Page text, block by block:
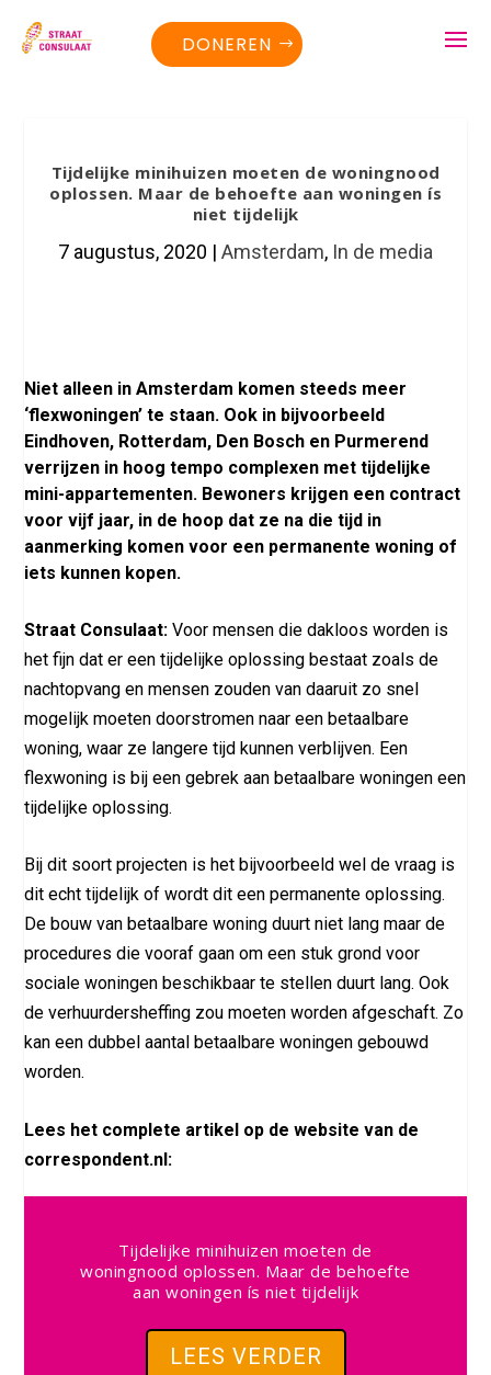
DONEREN
Tijdelijke minihuizen moeten de woningnood
oplossen. Maar de behoefte aan woningen ís
niet tijdelijk
7 augustus, 2020 | Amsterdam, In de media
Niet alleen in Amsterdam komen steeds meer
‘flexwoningen’ te staan. Ook in bijvoorbeeld
Eindhoven, Rotterdam, Den Bosch en Purmerend
verrijzen in hoog tempo complexen met tijdelijke
mini-appartementen. Bewoners krijgen een contract
voor vijf jaar, in de hoop dat ze na die tijd in
aanmerking komen voor een permanente woning of
iets kunnen kopen.
Straat Consulaat: Voor mensen die dakloos worden is
het fijn dat er een tijdelijke oplossing bestaat zoals de
nachtopvang en mensen zouden van daaruit zo snel
mogelijk moeten doorstromen naar een betaalbare
woning, waar ze langere tijd kunnen verblijven. Een
flexwoning is bij een gebrek aan betaalbare woningen een
tijdelijke oplossing.
Bij dit soort projecten is het bijvoorbeeld wel de vraag is
dit echt tijdelijk of wordt dit een permanente oplossing.
De bouw van betaalbare woning duurt niet lang maar de
procedures die vooraf gaan om een stuk grond voor
sociale woningen beschikbaar te stellen duurt lang. Ook
de verhuurdersheffing zou moeten worden afgeschaft. Zo
kan een dubbel aantal betaalbare woningen gebouwd
worden.
Lees het complete artikel op de website van de
correspondent.nl:
Tijdelijke minihuizen moeten de
woningnood oplossen. Maar de behoefte
aan woningen ís niet tijdelijk
LEES VERDER